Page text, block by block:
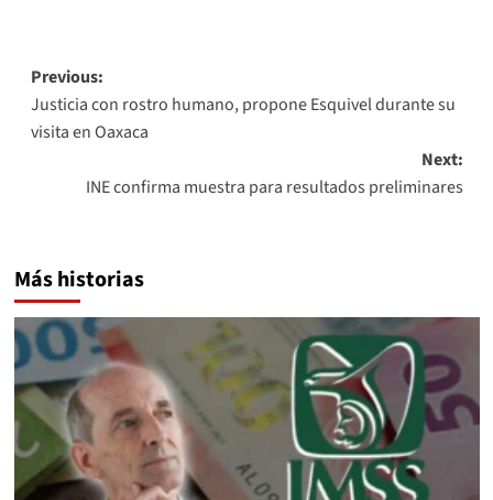
Post
navigation
Previous:
Justicia con rostro humano, propone Esquivel durante su
visita en Oaxaca
Next:
INE confirma muestra para resultados preliminares
Más historias